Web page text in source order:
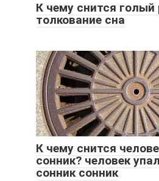
К чему снится голый
толкование сна
К чему снится
сонник? человек
сонник сонник